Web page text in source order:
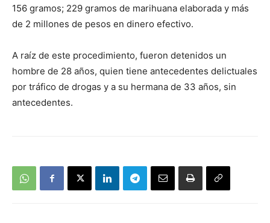
156 gramos; 229 gramos de marihuana elaborada y más
de 2 millones de pesos en dinero efectivo.
A raíz de este procedimiento, fueron detenidos un
hombre de 28 años, quien tiene antecedentes delictuales
por tráfico de drogas y a su hermana de 33 años, sin
antecedentes.